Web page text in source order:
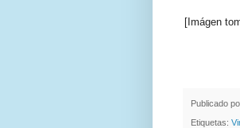
[Imágen
Publicado
Etiquetas: